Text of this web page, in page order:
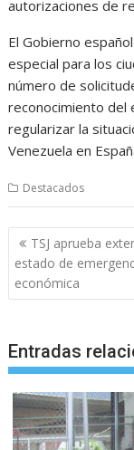
autorizaciones de
El Gobierno
especial para los
número de
reconocimiento del
regularizar la
Venezuela en
Destacados
Navegación
de
entradas
TSJ aprueba
estado de
económica
Entradas